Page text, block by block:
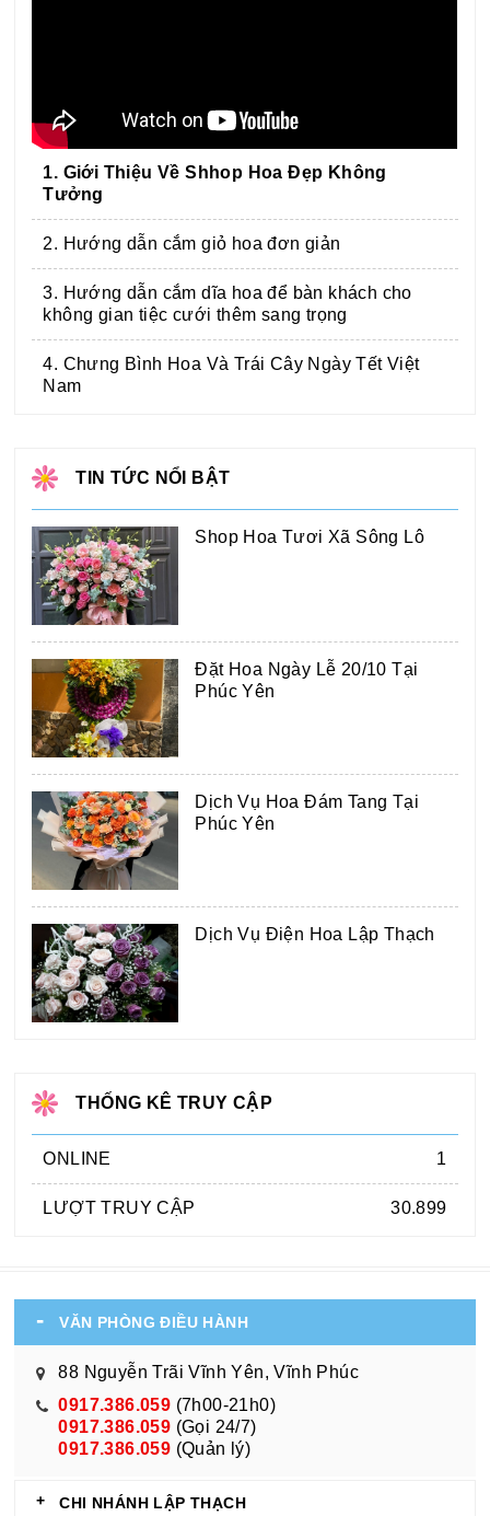
1. Giới Thiệu Về Shhop Hoa Đẹp Không
Tưởng
2. Hướng dẫn cắm giỏ hoa đơn giản
3. Hướng dẫn cắm dĩa hoa để bàn khách cho
không gian tiệc cưới thêm sang trọng
4. Chưng Bình Hoa Và Trái Cây Ngày Tết Việt
Nam
TIN TỨC NỔI BẬT
Shop Hoa Tươi Xã Sông Lô
Đặt Hoa Ngày Lễ 20/10 Tại
Phúc Yên
Dịch Vụ Hoa Đám Tang Tại
Phúc Yên
Dịch Vụ Điện Hoa Lập Thạch
THỐNG KÊ TRUY CẬP
ONLINE 1
LƯỢT TRUY CẬP 30.899
VĂN PHÒNG ĐIỀU HÀNH
88 Nguyễn Trãi Vĩnh Yên, Vĩnh Phúc
0917.386.059 (7h00-21h0)
0917.386.059 (Gọi 24/7)
0917.386.059 (Quản lý)
CHI NHÁNH LẬP THẠCH